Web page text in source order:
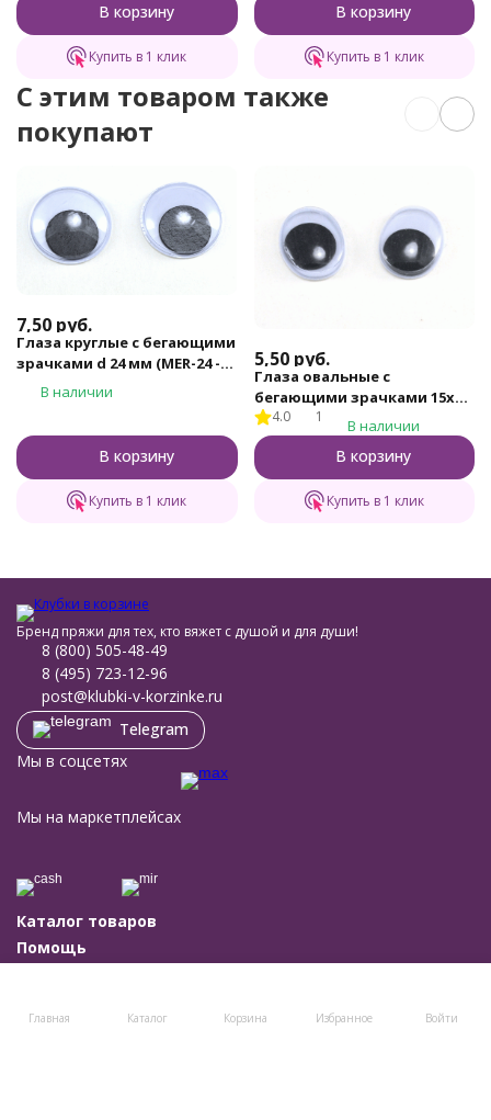
В корзину
Купить в 1 клик
В корзину
Купить в 1 клик
C этим товаром также
покупают
7,50 руб.
Глаза круглые с бегающими
зрачками d 24 мм (MER-24 -
черно-белые)
В наличии
В корзину
Купить в 1 клик
5,50 руб.
Глаза овальные с
бегающими зрачками 15х12
мм (MEO-15х12 - черно-
белые)
4.0 1 В наличии
В корзину
Купить в 1 клик
Главная Каталог Корзина Избранное Войти
Бренд пряжи для тех, кто вяжет с душой и для души!
8 (800) 505-48-49
8 (495) 723-12-96
post@klubki-v-korzinke.ru
Telegram
Мы в соцсетях
Мы на маркетплейсах
Каталог товаров
Помощь
© 2011-2026 Клубки в корзине